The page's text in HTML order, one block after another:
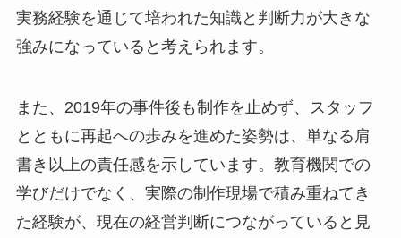
実務経験を通じて培われた知識と判断力が大きな
強みになっていると考えられます。
また、2019年の事件後も制作を止めず、スタッフ
とともに再起への歩みを進めた姿勢は、単なる肩
書き以上の責任感を示しています。教育機関での
学びだけでなく、実際の制作現場で積み重ねてき
た経験が、現在の経営判断につながっていると見